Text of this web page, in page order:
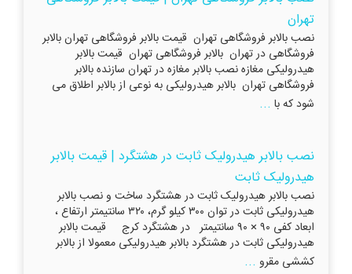
تهران
نصب بالابر فروشگاهی تهران قیمت بالابر فروشگاهی تهران بالابر
فروشگاهی در تهران بالابر فروشگاهی تهران قیمت بالابر
هیدرولیکی مغازه نصب بالابر مغازه در تهران سازنده بالابر
فروشگاهی تهران بالابر هیدرولیکی به نوعی از بالابر اطلاق می
شود که با ...
نصب بالابر هیدرولیک ثابت در هشتگرد | قیمت بالابر
هیدرولیک ثابت
نصب بالابر هیدرولیک ثابت در هشتگرد ساخت و نصب بالابر
هیدرولیکی ثابت در توان ۳۰۰ کیلو گرم، ۳۲۰ سانتیمتر ارتفاع ،
ابعاد کفی ۹۰ × ۹۰ سانتیمتر در هشتگرد کرج قیمت بالابر
هیدرولیکی ثابت در هشتگرد بالابر هیدرولیکی معمولا از بالابر
کششی مقرو ...